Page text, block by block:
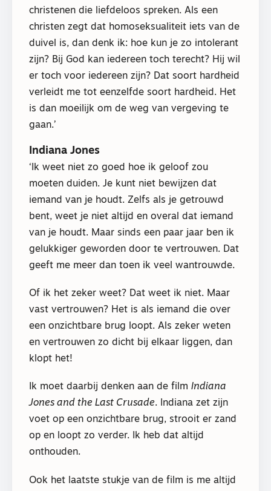
christenen die liefdeloos spreken. Als een
christen zegt dat homoseksualiteit iets van de
duivel is, dan denk ik: hoe kun je zo intolerant
zijn? Bij God kan iedereen toch terecht? Hij wil
er toch voor iedereen zijn? Dat soort hardheid
verleidt me tot eenzelfde soort hardheid. Het
is dan moeilijk om de weg van vergeving te
gaan.’
Indiana Jones
‘Ik weet niet zo goed hoe ik geloof zou
moeten duiden. Je kunt niet bewijzen dat
iemand van je houdt. Zelfs als je getrouwd
bent, weet je niet altijd en overal dat iemand
van je houdt. Maar sinds een paar jaar ben ik
gelukkiger geworden door te vertrouwen. Dat
geeft me meer dan toen ik veel wantrouwde.
Of ik het zeker weet? Dat weet ik niet. Maar
vast vertrouwen? Het is als iemand die over
een onzichtbare brug loopt. Als zeker weten
en vertrouwen zo dicht bij elkaar liggen, dan
klopt het!
Ik moet daarbij denken aan de film Indiana
Jones and the Last Crusade. Indiana zet zijn
voet op een onzichtbare brug, strooit er zand
op en loopt zo verder. Ik heb dat altijd
onthouden.
Ook het laatste stukje van de film is me altijd